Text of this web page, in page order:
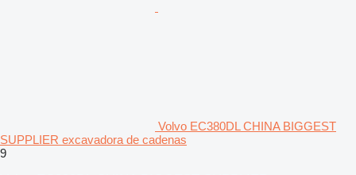
Volvo EC380DL CHINA BIGGEST
SUPPLIER excavadora de cadenas
9